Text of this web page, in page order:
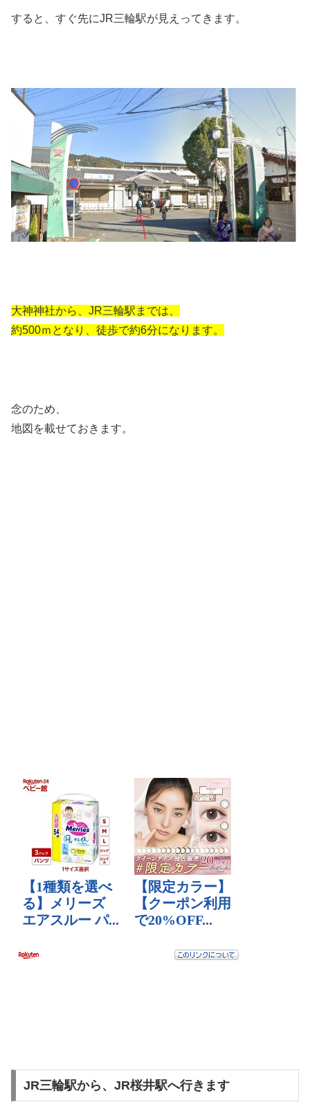
すると、すぐ先にJR三輪駅が見えってきます。
大神神社から、JR三輪駅までは、
約500ｍとなり、徒歩で約6分になります。
念のため、
地図を載せておきます。
JR三輪駅から、JR桜井駅へ行きます